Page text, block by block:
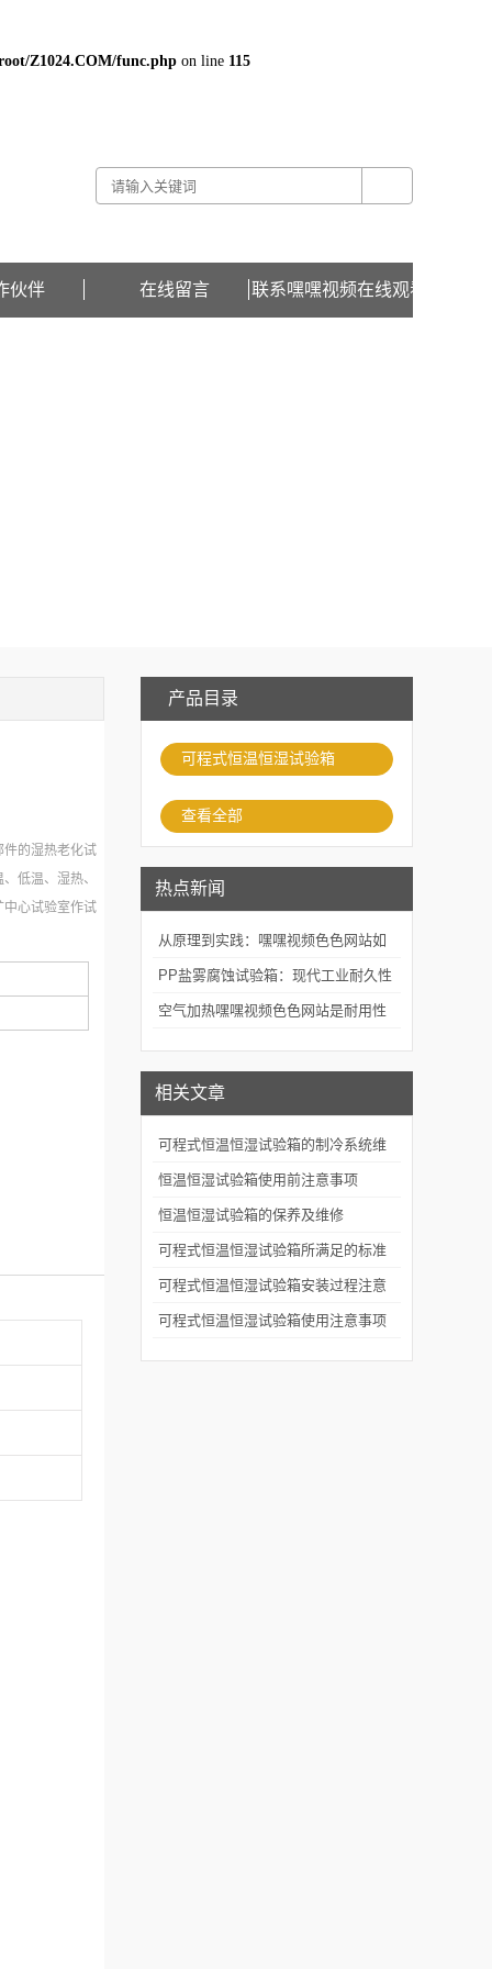
Z1024.COM/func.php on line 115
伙伴 在线留言 联系嘿嘿视频在线观看
产品目录
可程式恒温恒湿试验箱
查看全部
热点新闻
从原理到实践：嘿嘿视频色色网站如
何精准模拟海洋腐蚀环境？
PP盐雾腐蚀试验箱：现代工业耐久性
评价的关键技术装备
空气加热嘿嘿视频色色网站是耐用性
相关文章
可程式恒温恒湿试验箱的制冷系统维
护与节能效率提升技巧
恒温恒湿试验箱使用前注意事项
恒温恒湿试验箱的保养及维修
可程式恒温恒湿试验箱所满足的标准
可程式恒温恒湿试验箱安装过程注意
事项
可程式恒温恒湿试验箱使用注意事项
件的湿热老化试
低温、湿热、
中心试验室作试